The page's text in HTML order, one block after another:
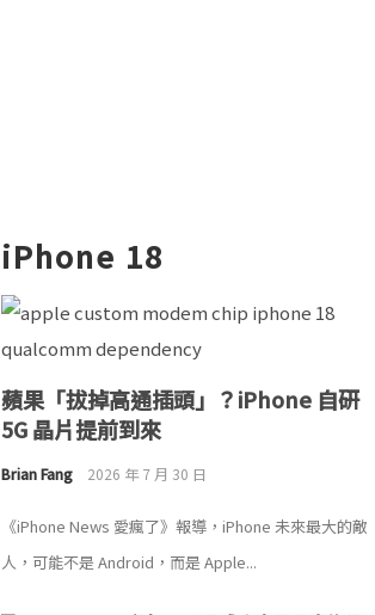
iPhone 18
蘋果「拔掉高通插頭」？iPhone 自研
5G 晶片提前到來
Brian Fang 2026 年 7 月 30 日
《iPhone News 愛瘋了》報導，iPhone 未來最大的敵
人，可能不是 Android，而是 Apple...